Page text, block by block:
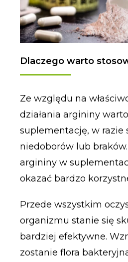
Dlaczego warto
Ze względu na
działania argininy
suplementację, w razie
niedoborów lub
argininy w
okazać bardzo
Przede wszystkim
organizmu stanie się
bardziej efektywne.
zostanie flora